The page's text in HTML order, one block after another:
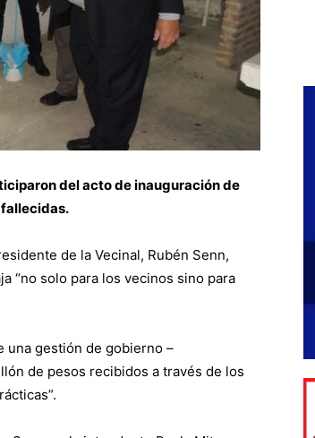
del acto de inauguración de
fallecidas.
de la Vecinal, Rubén Senn,
“no solo para los vecinos sino para
una gestión de gobierno –
de pesos recibidos a través de los